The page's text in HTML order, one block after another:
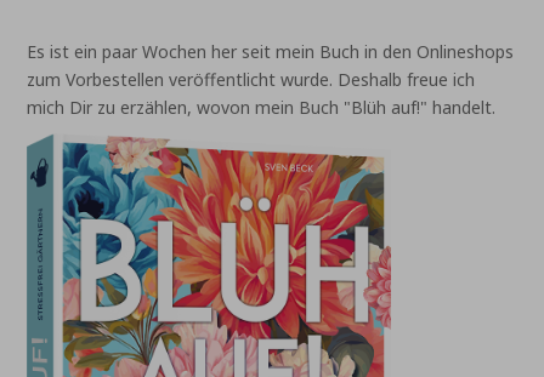
Es ist ein paar Wochen her seit mein Buch in den Onlineshops
zum Vorbestellen veröffentlicht wurde. Deshalb freue ich
mich Dir zu erzählen, wovon mein Buch "Blüh auf!" handelt.